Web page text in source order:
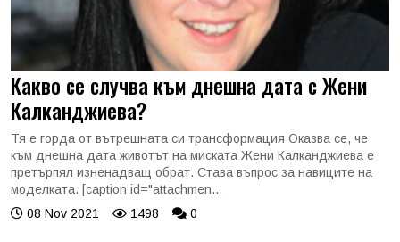
Какво се случва към днешна дата с Жени
Калканджиева?
Тя е горда от вътрешната си трансформация Оказва се, че
към днешна дата животът на миската Жени Калканджиева е
претърпял изненадващ обрат. Става въпрос за навиците на
моделката. [caption id="attachmen...
08 Nov 2021
1498 0